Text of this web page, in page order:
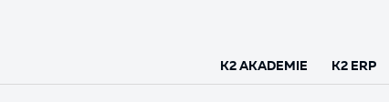
K2 AKADEMIE K2 ERP